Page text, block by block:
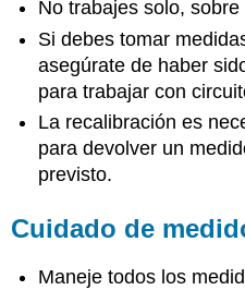
No trabajes solo, sobre
Si debes tomar
asegúrate de haber
para trabajar con
La recalibración es
para devolver un
previsto.
Cuidado de
Maneje todos los